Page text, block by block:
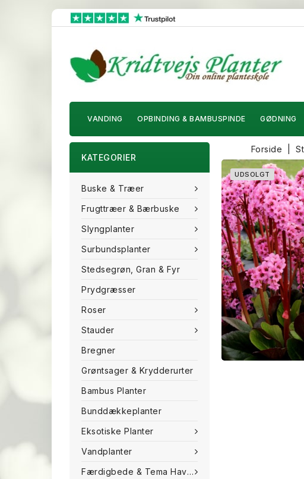
VANDING OPBINDING & BAMBUSPINDE GØDNING
KATEGORIER
Buske & Træer
Frugttræer & Bærbuske
Slyngplanter
Surbundsplanter
Stedsegrøn, Gran & Fyr
Prydgræsser
Roser
Stauder
Bregner
Grøntsager & Krydderurter
Bambus Planter
Bunddækkeplanter
Eksotiske Planter
Vandplanter
Færdigbede & Tema Haven
Forside
UDSOLGT